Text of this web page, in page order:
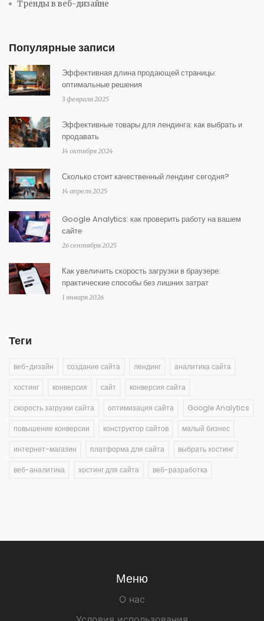
Тренды в веб-дизайне
Популярные записи
Эффективная длина продающей страницы:
оптимальные решения
3 февраля 2025
Эффективные товары для лендинга: как выбрать и
продавать
14 октября 2024
Сколько стоит качественный лендинг сегодня?
14 апреля 2025
Google Analytics: как проверить работу на вашем
сайте
26 сентября 2025
Как увеличить скорость загрузки в браузере:
практические способы без лишних затрат
1 января 2026
Теги
веб-дизайн создание сайта лендинг аналитика сайта
хостинг конверсия сайт конверсия сайта
скорость загрузки сайта оптимизация сайта Google Analytics
повышение конверсии конструктор сайтов малый бизнес
интернет-магазин платформа для сайта выбрать хостинг
веб-аналитика хостинг для сайта веб-разработка
Меню
О нас